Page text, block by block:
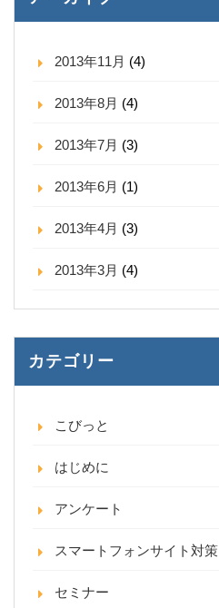
2013年11月 (4)
2013年8月 (4)
2013年7月 (3)
2013年6月 (1)
2013年4月 (3)
2013年3月 (4)
カテゴリー
こびっと
はじめに
アンケート
スマートフォンサイト対策
セミナー